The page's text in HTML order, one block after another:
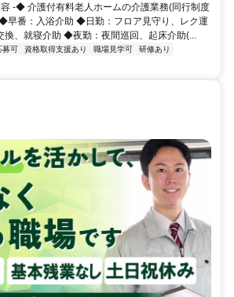
-◆ 介護付有料老人ホームの介護業務(同行制度
番：入浴介助 ◆日勤：フロア見守り、レク運
、就寝介助 ◆夜勤：夜間巡回、起床介助(...
募可 資格取得支援あり 職場見学可
研修あり